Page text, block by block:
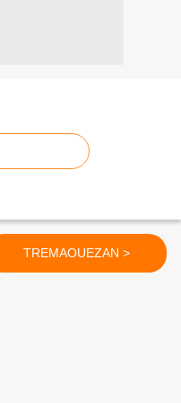
TREMAOUEZAN >